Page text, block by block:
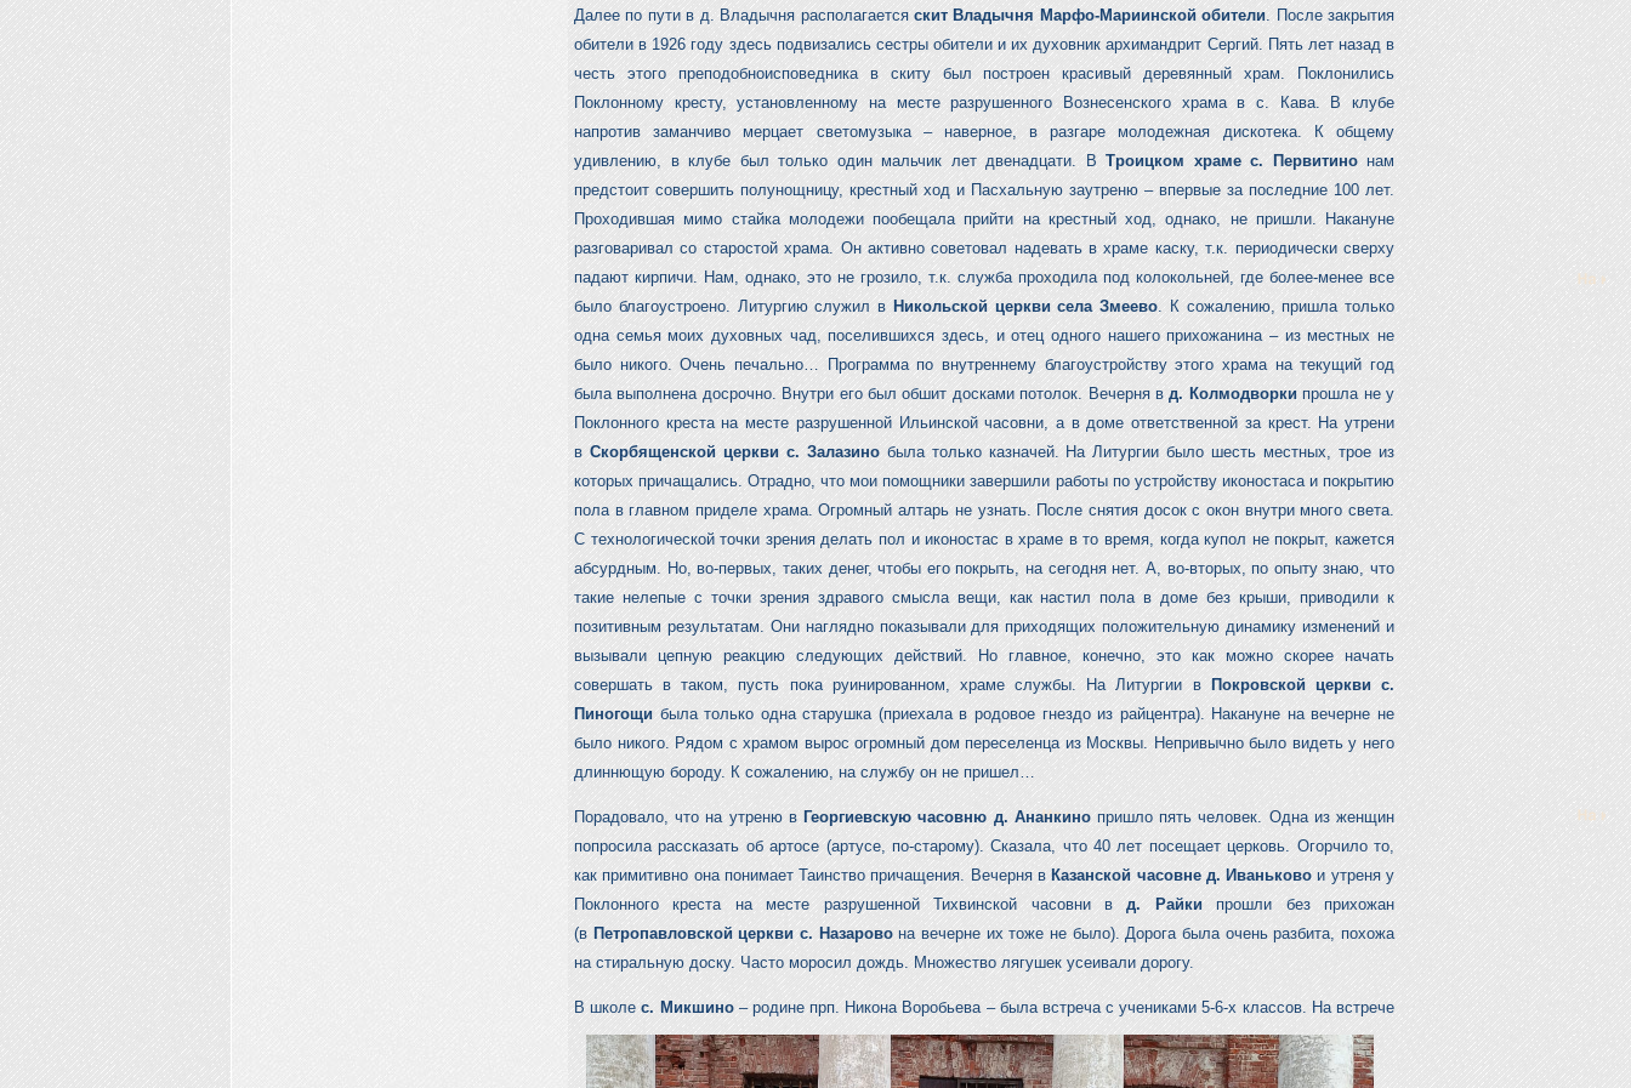
Далее по пути в д. Владычня располагаетсяскит Владычня Марфо-Мариинской обители. После закрытия
обители в 1926 году здесь подвизались сестры обители и их духовник архимандрит Сергий. Пять лет назад в
честь этого преподобноисповедника в скиту был построен красивый деревянный храм. Поклонились
Поклонному кресту, установленному на месте разрушенного Вознесенского храма в с. Кава. В клубе
напротив заманчиво мерцает светомузыка – наверное, в разгаре молодежная дискотека. К общему
удивлению, в клубе был только один мальчик лет двенадцати. ВТроицком храме с. Первитинонам
предстоит совершить полунощницу, крестный ход и Пасхальную заутреню – впервые за последние 100 лет.
Проходившая мимо стайка молодежи пообещала прийти на крестный ход, однако, не пришли. Накануне
разговаривал со старостой храма. Он активно советовал надевать в храме каску, т.к. периодически сверху
падают кирпичи. Нам, однако, это не грозило, т.к. служба проходила под колокольней, где более-менее все
было благоустроено. Литургию служил в Никольской церкви села Змеево. К сожалению, пришла только
одна семья моих духовных чад, поселившихся здесь, и отец одного нашего прихожанина – из местных не
было никого. Очень печально… Программа по внутреннему благоустройству этого храма на текущий год
была выполнена досрочно. Внутри его был обшит досками потолок. Вечерня вд. Колмодворкипрошла не у
Поклонного креста на месте разрушенной Ильинской часовни, а в доме ответственной за крест. На утрени
в Скорбященской церкви с. Залазино была только казначей. На Литургии было шесть местных, трое из
которых причащались. Отрадно, что мои помощники завершили работы по устройству иконостаса и покрытию
пола в главном приделе храма. Огромный алтарь не узнать. После снятия досок с окон внутри много света.
С технологической точки зрения делать пол и иконостас в храме в то время, когда купол не покрыт, кажется
абсурдным. Но, во-первых, таких денег, чтобы его покрыть, на сегодня нет. А, во-вторых, по опыту знаю, что
такие нелепые с точки зрения здравого смысла вещи, как настил пола в доме без крыши, приводили к
позитивным результатам. Они наглядно показывали для приходящих положительную динамику изменений и
вызывали цепную реакцию следующих действий. Но главное, конечно, это как можно скорее начать
совершать в таком, пусть пока руинированном, храме службы. На Литургии в Покровской церкви с.
Пиногощибыла только одна старушка (приехала в родовое гнездо из райцентра). Накануне на вечерне не
было никого. Рядом с храмом вырос огромный дом переселенца из Москвы. Непривычно было видеть у него
длиннющую бороду. К сожалению, на службу он не пришел…
Порадовало, что на утреню в Георгиевскую часовню д. Ананкинопришло пять человек. Одна из женщин
попросила рассказать об артосе (артусе, по-старому). Сказала, что 40 лет посещает церковь. Огорчило то,
как примитивно она понимает Таинство причащения. Вечерня в Казанской часовне д. Иваньковои утреня у
Поклонного креста на месте разрушенной Тихвинской часовни вд. Райкипрошли без прихожан
(в Петропавловской церкви с. Назаровона вечерне их тоже не было). Дорога была очень разбита, похожа
на стиральную доску. Часто моросил дождь. Множество лягушек усеивали дорогу.
В школес. Микшино– родине прп. Никона Воробьева – была встреча с учениками 5-6-х классов. На встрече